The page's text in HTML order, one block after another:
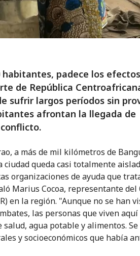
habitantes, padece los
de República
sufrir largos períodos sin
afrontan la llegada de
a más de mil kilómetros de
queda casi totalmente
organizaciones de ayuda que
Marius Cocoa, representante del
en la región. "Aunque no se han
las personas que viven aquí
salud, agua potable y alimentos.
y socioeconómicos que había